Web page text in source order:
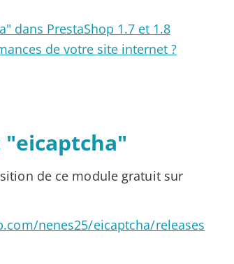
dans PrestaShop 1.7 et 1.8
de votre site internet ?
de ce module gratuit sur
nenes25/eicaptcha/releases